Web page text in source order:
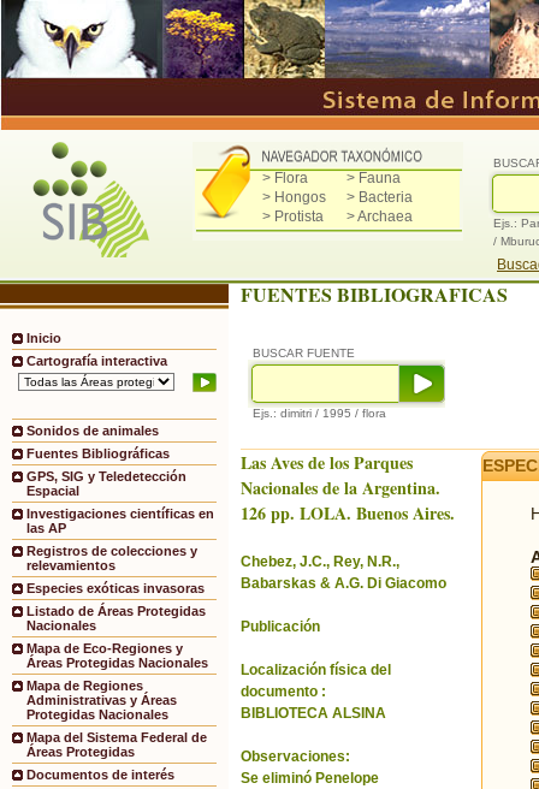
> Flora
> Fauna
> Hongos
> Bacteria
> Protista
> Archaea
Ejs.:
/
Inicio
Cartografía interactiva
Sonidos de animales
Fuentes Bibliográficas
GPS, SIG y Teledetección
Espacial
Investigaciones científicas en
las AP
Registros de colecciones y
relevamientos
Especies exóticas invasoras
Listado de Áreas Protegidas
Nacionales
Mapa de Eco-Regiones y
Áreas Protegidas Nacionales
Mapa de Regiones
Administrativas y Áreas
Protegidas Nacionales
Mapa del Sistema Federal de
Áreas Protegidas
Documentos de interés
FUENTES BIBLIOGRAFICAS
BUSCAR FUENTE
Ejs.: dimitri / 1995 / flora
Las Aves de los Parques
Nacionales de la Argentina.
126 pp. LOLA. Buenos Aires.
Chebez, J.C., Rey, N.R.,
Babarskas & A.G. Di Giacomo
Publicación
Localización física del
documento :
BIBLIOTECA ALSINA
Observaciones:
Se eliminó Penelope